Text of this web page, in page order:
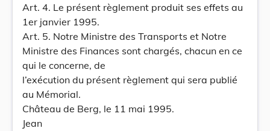
Art. 4. Le présent règlement produit ses effets au
1er janvier 1995.
Art. 5. Notre Ministre des Transports et Notre
Ministre des Finances sont chargés, chacun en ce
qui le concerne, de
l’exécution du présent règlement qui sera publié
au Mémorial.
Château de Berg, le 11 mai 1995.
Jean